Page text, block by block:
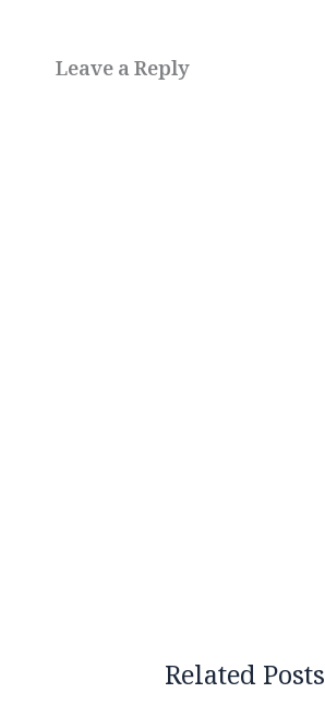
Leave a Reply
Related Posts